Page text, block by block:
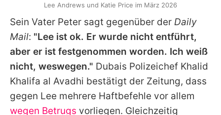
Sein Vater Peter sagt gegenüber der Daily
Mail: "Lee ist ok. Er wurde nicht entführt,
aber er ist festgenommen worden. Ich weiß
nicht, weswegen." Dubais Polizeichef Khalid
Khalifa al Avadhi bestätigt der Zeitung, dass
gegen Lee mehrere Haftbefehle vor allem
wegen Betrugs vorliegen. Gleichzeitig
Lee Andrews und Katie Price im März 2026